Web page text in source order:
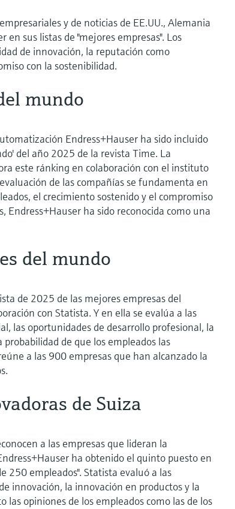
y de noticias de EE.UU., Alemania
sus listas de "mejores empresas". Los
de innovación, la reputación como
con la sostenibilidad.
mundo
Endress+Hauser ha sido incluido
del año 2025 de la revista Time. La
este ránking en colaboración con el instituto
de las compañías se fundamenta en
el crecimiento sostenido y el compromiso
Endress+Hauser ha sido reconocida como una
del mundo
de 2025 de las mejores empresas del
con Statista. Y en ella se evalúa a las
las oportunidades de desarrollo profesional, la
de que los empleados las
a las 900 empresas que han alcanzado la
de Suiza
a las empresas que lideran la
ha obtenido el quinto puesto en
250 empleados". Statista evaluó a las
innovación, la innovación en productos y la
opiniones de los empleados como las de los